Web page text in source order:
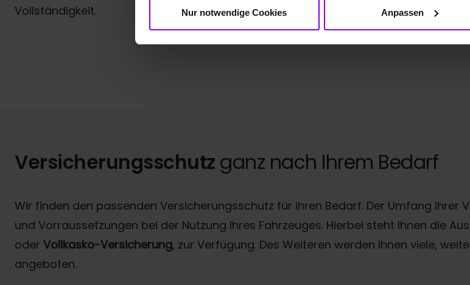
Nur notwendige Cookies Anpassen
Vollständigkeit.
Versicherungsschutz ganz nach Ihrem Bedarf
Wir finden den passenden Versicherungsschutz für ihren Bedarf. Der Umfang Ihrer
und Vorraussetzungen bei der Nutzung Ihres Fahrzeuges. Hierbei steht Ihnen die
oder Vollkasko-Versicherung, zur Verfügung. Des Weiteren werden Ihnen viele,
angeboten.